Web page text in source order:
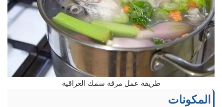
طريقة عمل مرقة سمك العراقية
المكونات